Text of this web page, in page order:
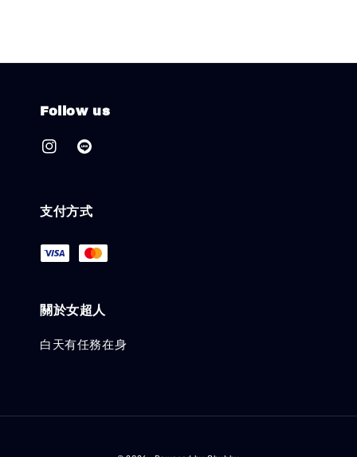
Follow us
支付方式
關於女超人
白天有任務在身